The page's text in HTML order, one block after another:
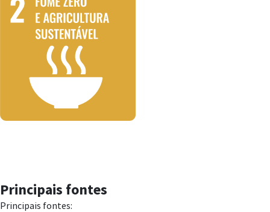
Principais fontes
Principais fontes: